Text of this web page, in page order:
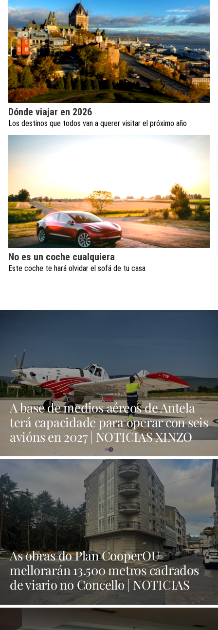
Dónde viajar en 2026
Los destinos que todos van a querer visitar el próximo año
No es un coche cualquiera
Este coche te hará olvidar el sofá de tu casa
A base de medios aéreos de Antela
terá capacidade para operar con seis
avións en 2027 | NOTICIAS XINZO
As obras do Plan CooperOU
mellorarán 13.500 metros cadrados
de viario no Concello | NOTICIAS